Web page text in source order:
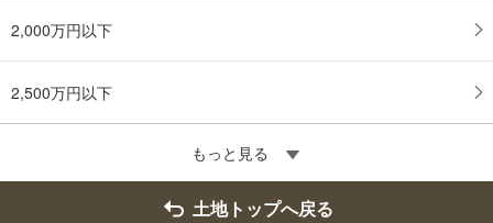
2,000万円以下
2,500万円以下
もっと見る
土地トップへ戻る